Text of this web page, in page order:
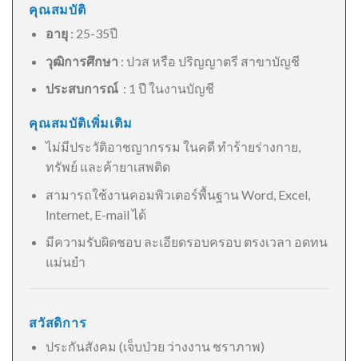
คุณสมบัติ
อายุ: 25-35ปี
วุฒิการศึกษา : ปวส หรือ ปริญญาตรี สาขาบัญชี
ประสบการณ์: 1 ปี ในงานบัญชี
คุณสมบัติเพิ่มเติม
ไม่มีประวัติอาชญากรรม ในคดี ทำร้ายร่างกาย,
ทรัพย์ และค้ายาเสพติด
สามารถใช้งานคอมพิวเตอร์พื้นฐาน Word, Excel,
Internet, E-mail ได้
มีความรับผิดชอบ ละเอียดรอบครอบ ตรงเวลา อดทน
แม่นยำ
สวัสดิการ
ประกันสังคม (เจ็บป่วย ว่างงาน ชราภาพ)